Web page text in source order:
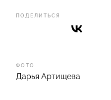
ПОДЕЛИТЬСЯ
ФОТО
Дарья Артищева